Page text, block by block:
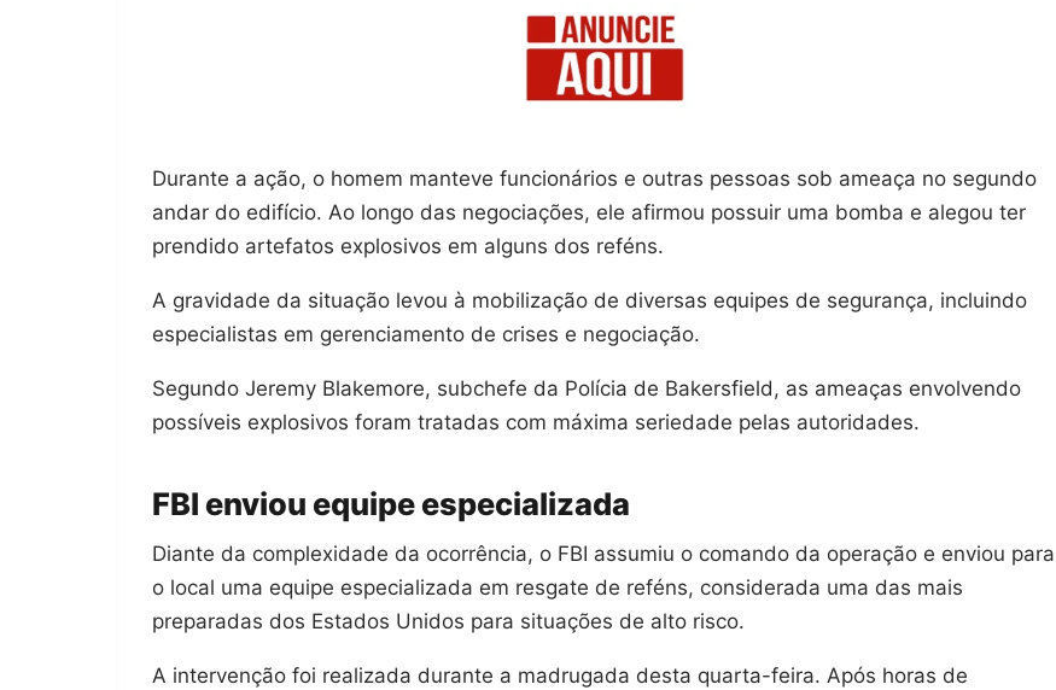
Durante a ação, o homem manteve funcionários e outras pessoas sob ameaça no segundo
andar do edifício. Ao longo das negociações, ele afirmou possuir uma bomba e alegou ter
prendido artefatos explosivos em alguns dos reféns.
A gravidade da situação levou à mobilização de diversas equipes de segurança, incluindo
especialistas em gerenciamento de crises e negociação.
Segundo Jeremy Blakemore, subchefe da Polícia de Bakersfield, as ameaças envolvendo
possíveis explosivos foram tratadas com máxima seriedade pelas autoridades.
FBI enviou equipe especializada
Diante da complexidade da ocorrência, o FBI assumiu o comando da operação e enviou para
o local uma equipe especializada em resgate de reféns, considerada uma das mais
preparadas dos Estados Unidos para situações de alto risco.
A intervenção foi realizada durante a madrugada desta quarta-feira. Após horas de